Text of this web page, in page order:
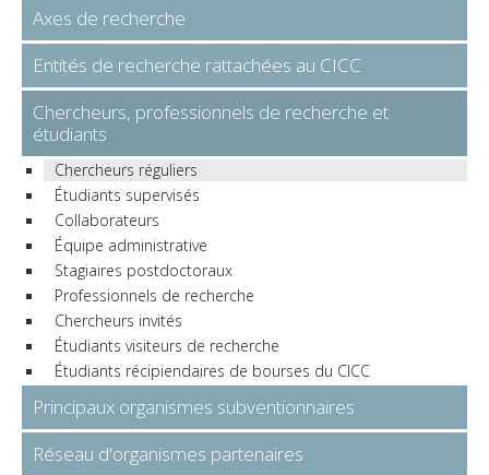
Axes de recherche
Entités de recherche rattachées au CICC
Chercheurs, professionnels de recherche et
étudiants
Chercheurs réguliers
Étudiants supervisés
Collaborateurs
Équipe administrative
Stagiaires postdoctoraux
Professionnels de recherche
Chercheurs invités
Étudiants visiteurs de recherche
Étudiants récipiendaires de bourses du CICC
Principaux organismes subventionnaires
Réseau d'organismes partenaires